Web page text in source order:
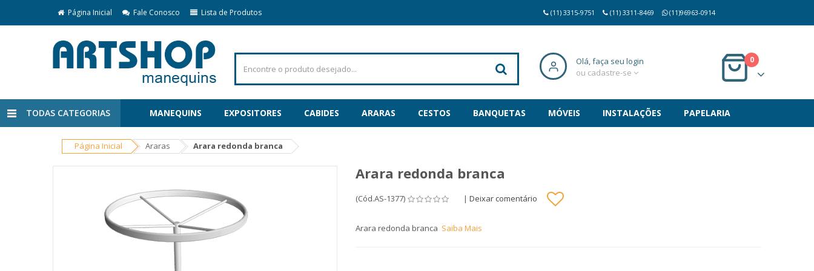
Página Inicial Fale Conosco Lista de Produtos (11) 3315-9751 (11) 3311-8469 (11)96963-0914
Olá, faça seu login
ou cadastre-se
0
TODAS CATEGORIAS MANEQUINS EXPOSITORES CABIDES ARARAS CESTOS BANQUETAS MÓVEIS INSTALAÇÕES PAPELARIA
Página Inicial Araras Arara redonda branca
Arara redonda branca
(Cód.AS-1377) | Deixar comentário
Arara redonda branca Saiba Mais